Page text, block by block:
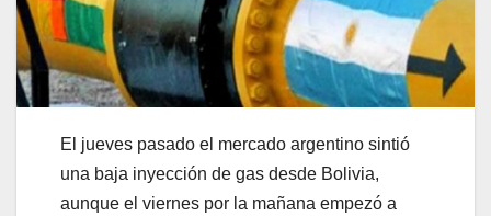
El jueves pasado el mercado argentino sintió
una baja inyección de gas desde Bolivia,
aunque el viernes por la mañana empezó a